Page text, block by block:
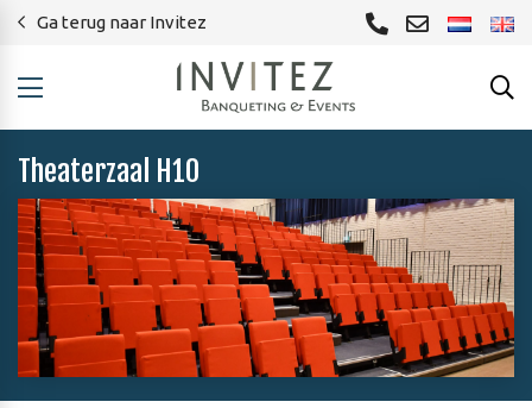
Ga terug naar Invitez
Theaterzaal H10